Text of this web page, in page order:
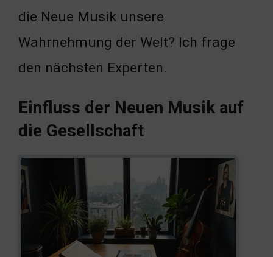
die Neue Musik unsere
Wahrnehmung der Welt? Ich frage
den nächsten Experten.
Einfluss der Neuen Musik auf
die Gesellschaft